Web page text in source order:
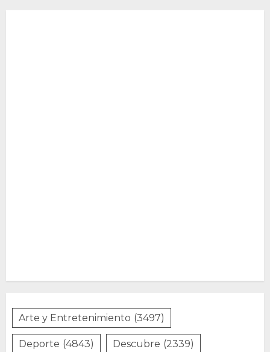
Arte y Entretenimiento (3497)
Deporte (4843) Descubre (2339)